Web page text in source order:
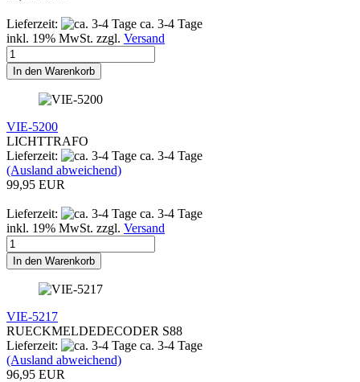
Lieferzeit:
ca. 3-4 Tage
inkl. 19% MwSt. zzgl. Versand
In den Warenkorb
VIE-5200
LICHTTRAFO
Lieferzeit:
ca. 3-4 Tage
(Ausland abweichend)
99,95 EUR
Lieferzeit:
ca. 3-4 Tage
inkl. 19% MwSt. zzgl. Versand
In den Warenkorb
VIE-5217
RUECKMELDEDECODER S88
Lieferzeit:
ca. 3-4 Tage
(Ausland abweichend)
96,95 EUR